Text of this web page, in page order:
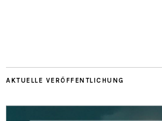
AKTUELLE VERÖFFENTLICHUNG